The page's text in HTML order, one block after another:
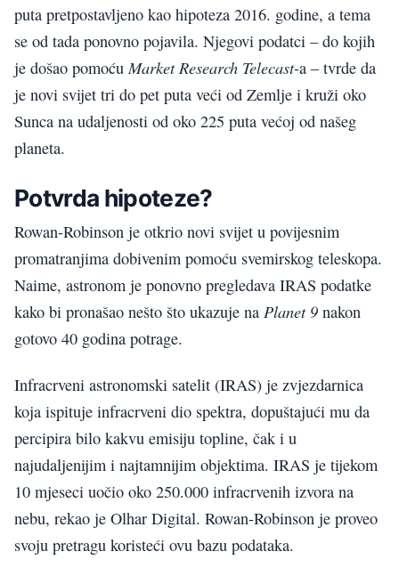
puta pretpostavljeno kao hipoteza 2016. godine, a tema
se od tada ponovno pojavila. Njegovi podatci – do kojih
je došao pomoću Market Research Telecast-a – tvrde da
je novi svijet tri do pet puta veći od Zemlje i kruži oko
Sunca na udaljenosti od oko 225 puta većoj od našeg
planeta.
Potvrda hipoteze?
Rowan-Robinson je otkrio novi svijet u povijesnim
promatranjima dobivenim pomoću svemirskog teleskopa.
Naime, astronom je ponovno pregledava IRAS podatke
kako bi pronašao nešto što ukazuje na Planet 9 nakon
gotovo 40 godina potrage.
Infracrveni astronomski satelit (IRAS) je zvjezdarnica
koja ispituje infracrveni dio spektra, dopuštajući mu da
percipira bilo kakvu emisiju topline, čak i u
najudaljenijim i najtamnijim objektima. IRAS je tijekom
10 mjeseci uočio oko 250.000 infracrvenih izvora na
nebu, rekao je Olhar Digital. Rowan-Robinson je proveo
svoju pretragu koristeći ovu bazu podataka.